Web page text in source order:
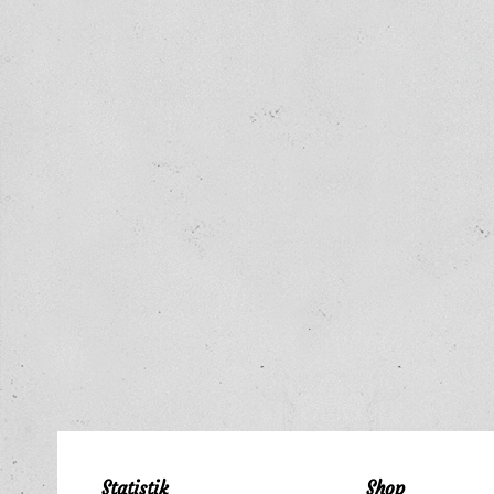
Statistik Shop